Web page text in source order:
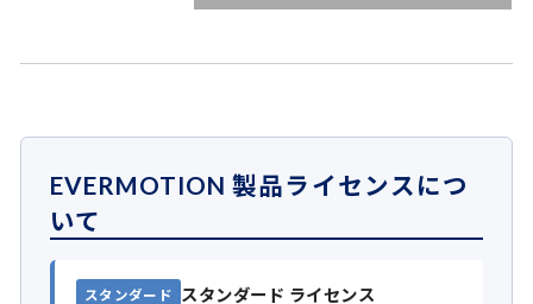
EVERMOTION 製品ライセンスにつ
いて
スタンダード スタンダード ライセンス